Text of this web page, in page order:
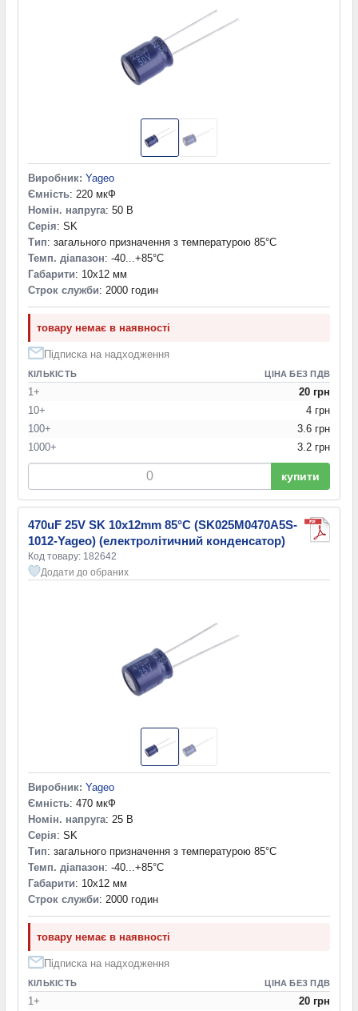
Виробник: Yageo
Ємність: 220 мкФ
Номін. напруга: 50 В
Серія: SK
Тип: загального призначення з температурою 85°C
Темп. діапазон: -40...+85°С
Габарити: 10x12 мм
Строк служби: 2000 годин
товару немає в наявності
Підписка на надходження
КІЛЬКІСТЬ ЦІНА БЕЗ ПДВ
1+
20 грн
10+
4 грн
100+
3.6 грн
1000+
3.2 грн
купити
470uF 25V SK 10x12mm 85°C (SK025M0470A5S-
1012-Yageo) (електролітичний конденсатор)
Код товару: 182642
Додати до обраних
Виробник: Yageo
Ємність: 470 мкФ
Номін. напруга: 25 В
Серія: SK
Тип: загального призначення з температурою 85°C
Темп. діапазон: -40...+85°С
Габарити: 10x12 мм
Строк служби: 2000 годин
товару немає в наявності
Підписка на надходження
КІЛЬКІСТЬ ЦІНА БЕЗ ПДВ
1+ 20 грн